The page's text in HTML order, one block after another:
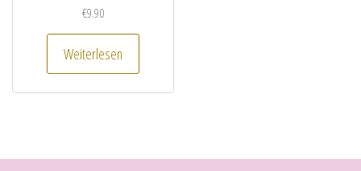
€9.90
Weiterlesen